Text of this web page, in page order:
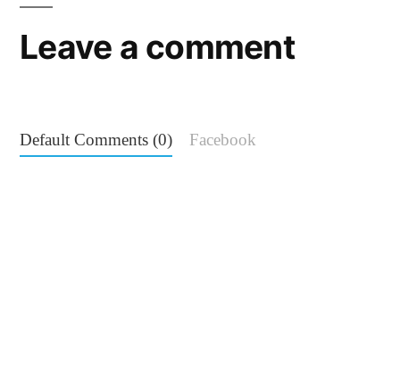
Leave a comment
Default Comments (0) Facebook